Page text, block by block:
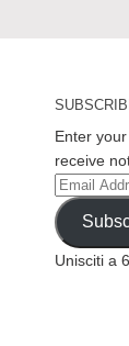
Enter
receive
Email
Address
Unisciti a